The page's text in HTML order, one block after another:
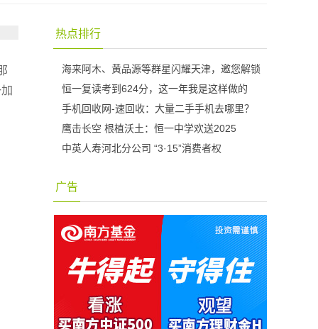
热点排行
海来阿木、黄品源等群星闪耀天津，邀您解锁
恒一复读考到624分，这一年我是这样做的
手机回收网-速回收：大量二手手机去哪里？
鹰击长空 根植沃土：恒一中学欢送2025
中英人寿河北分公司 “3·15”消费者权
广告